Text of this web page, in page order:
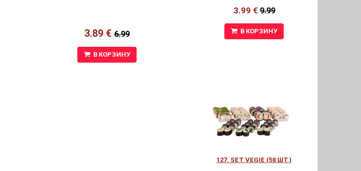
3.99 €9.99
В КОРЗИНУ
127. SET VEGIE (58 ШТ.)
3.89 € 6.99
В КОРЗИНУ